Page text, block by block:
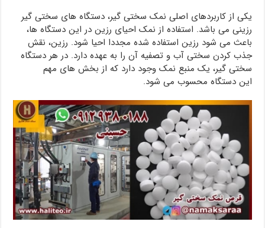
یکی از کاربردهای اصلی نمک سختی گیر، دستگاه های سختی گیر
رزینی می باشد. استفاده از نمک احیای رزین در این دستگاه ها،
باعث می شود رزین استفاده شده مجددا احیا شود. رزین، نقش
جذب کردن سختی آب و تصفیه آن را به عهده دارد. در هر دستگاه
سختی گیر، یک منبع نمک وجود دارد که از بخش های مهم
این دستگاه محسوب می شود.